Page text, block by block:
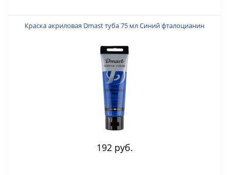
Краска акриловая Dmast туба 75 мл Синий фталоцианин
192 руб.